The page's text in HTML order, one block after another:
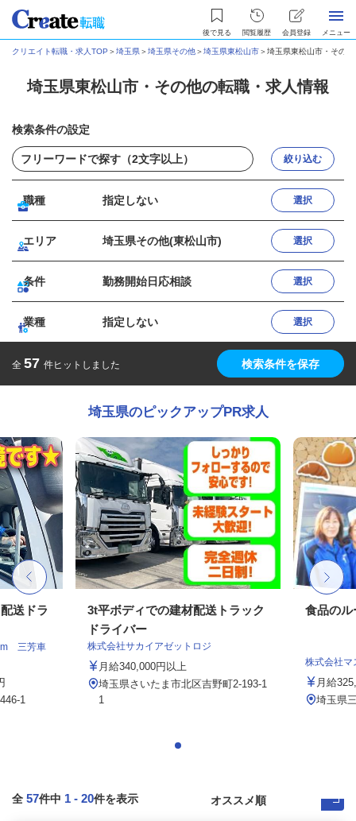
後で見る 閲覧履歴 会員登録 メニュー
クリエイト転職・求人TOP ＞埼玉県＞埼玉県その他＞埼玉県東松山市＞埼玉県東松山市・その
埼玉県東松山市・その他の転職・求人情報
検索条件の設定
絞り込む
職種 指定しない 選択
エリア 埼玉県その他(東松山市) 選択
条件 勤務開始日応相談 選択
業種 指定しない 選択
全 57 件ヒットしました 検索条件を保存
埼玉県のピックアップPR求人
送ドラ
三芳車
1
3t平ボディでの建材配送トラック
ドライバー
株式会社サカイアゼットロジ
月給340,000円以上
埼玉県さいたま市北区吉野町2-193-1
1
食品のル
株式会社マ
月給
埼玉県
全 57件中 1 - 20件を表示